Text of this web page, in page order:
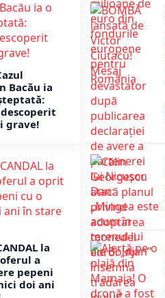
Bacău ia
grave!
la
a
pepeni
doi ani